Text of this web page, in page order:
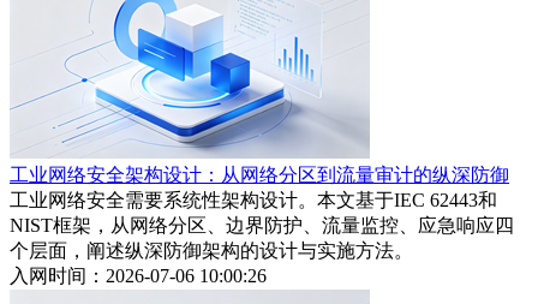
工业网络安全架构设计：从网络分区到流量审计的纵深防御
工业网络安全需要系统性架构设计。本文基于IEC 62443和
NIST框架，从网络分区、边界防护、流量监控、应急响应四
个层面，阐述纵深防御架构的设计与实施方法。
入网时间：2026-07-06 10:00:26